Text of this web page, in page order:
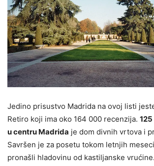
Jedino prisustvo Madrida na ovoj listi
Retiro koji ima oko 164 000 recenzija.
u centru Madrida je dom divnih vrtova i
Savršen je za posetu tokom letnjih
pronašli hladovinu od kastiljanske vrućine.